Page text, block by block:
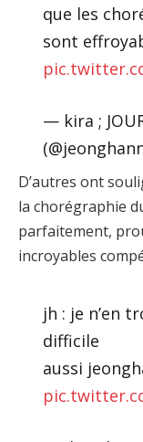
que les
sont
— kira ;
D’autres ont
la chorégraphie
parfaitement,
incroyables
jh : je n’en
difficile
aussi